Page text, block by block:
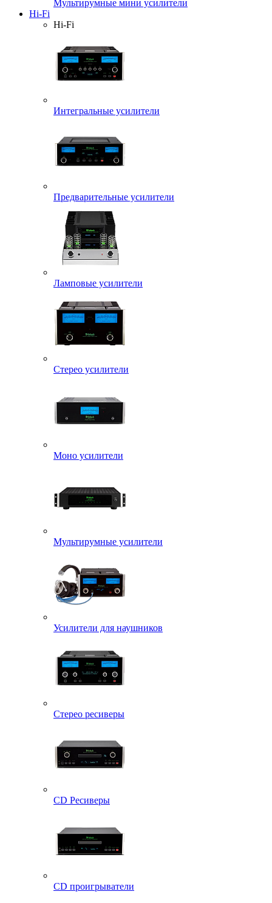
Мультирумные мини усилители
Hi-Fi
Hi-Fi
Интегральные усилители
Предварительные усилители
Ламповые усилители
Стерео усилители
Моно усилители
Мультирумные усилители
Усилители для наушников
Стерео ресиверы
CD Ресиверы
CD проигрыватели